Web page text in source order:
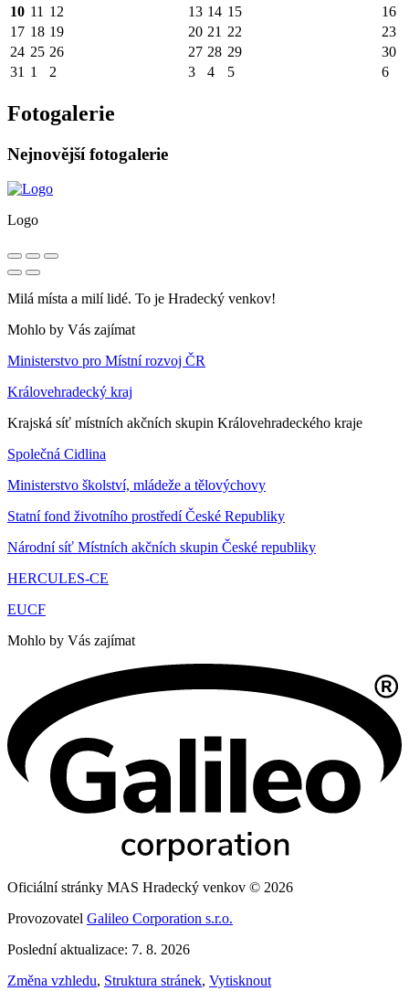
10 11 12 13 14 15
16
17 18 19 20 21 22
23
24 25 26 27 28 29
30
31 1 2 3 4 5 6
Fotogalerie
Nejnovější fotogalerie
Logo
Milá místa a milí lidé. To je Hradecký venkov!
Mohlo by Vás zajímat
Ministerstvo pro Místní rozvoj ČR
Královehradecký kraj
Krajská síť místních akčních skupin Královehradeckého kraje
Společná Cidlina
Ministerstvo školství, mládeže a tělovýchovy
Statní fond životního prostředí České Republiky
Národní síť Místních akčních skupin České republiky
HERCULES-CE
EUCF
Mohlo by Vás zajímat
Oficiální stránky MAS Hradecký venkov © 2026
Provozovatel Galileo Corporation s.r.o.
Poslední aktualizace: 7. 8. 2026
Změna vzhledu, Struktura stránek, Vytisknout